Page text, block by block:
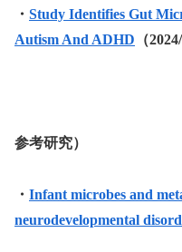
・ Study Identifies Gut
Autism And ADHD （
参考研究）
・ Infant microbes and
neurodevelopmental